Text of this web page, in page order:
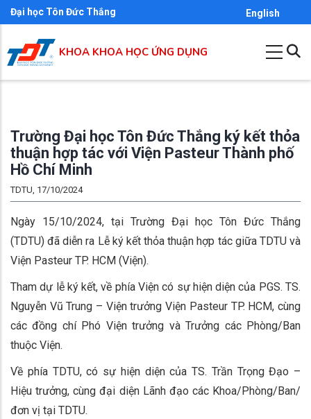
Nhảy
đến
nội
dung
Đại học Tôn Đức Thắng English
KHOA KHOA HỌC ỨNG DỤNG
Trường Đại học Tôn Đức Thắng ký kết thỏa
thuận hợp tác với Viện Pasteur Thành phố
Hồ Chí Minh
TDTU, 17/10/2024
Ngày 15/10/2024, tại Trường Đại học Tôn Đức Thắng
(TDTU) đã diễn ra Lễ ký kết thỏa thuận hợp tác giữa TDTU và
Viện Pasteur TP. HCM (Viện).
Tham dự lễ ký kết, về phía Viện có sự hiện diện của PGS. TS.
Nguyễn Vũ Trung – Viện trưởng Viện Pasteur TP. HCM, cùng
các đồng chí Phó Viện trưởng và Trưởng các Phòng/Ban
thuộc Viện.
Về phía TDTU, có sự hiện diện của TS. Trần Trọng Đạo –
Hiệu trưởng, cùng đại diện Lãnh đạo các Khoa/Phòng/Ban/
đơn vị tại TDTU.